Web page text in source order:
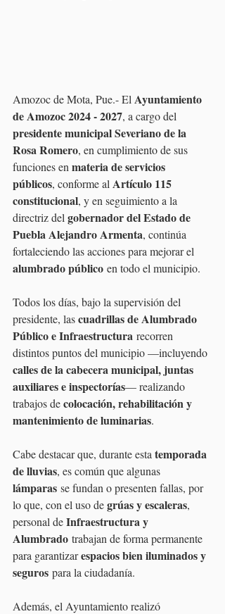
Amozoc de Mota, Pue.- El Ayuntamiento
de Amozoc 2024 - 2027, a cargo del
presidente municipal Severiano de la
Rosa Romero, en cumplimiento de sus
funciones en materia de servicios
públicos, conforme al Artículo 115
constitucional, y en seguimiento a la
directriz del gobernador del Estado de
Puebla Alejandro Armenta, continúa
fortaleciendo las acciones para mejorar el
alumbrado público en todo el municipio.
Todos los días, bajo la supervisión del
presidente, las cuadrillas de Alumbrado
Público e Infraestructura recorren
distintos puntos del municipio —incluyendo
calles de la cabecera municipal, juntas
auxiliares e inspectorías— realizando
trabajos de colocación, rehabilitación y
mantenimiento de luminarias.
Cabe destacar que, durante esta temporada
de lluvias, es común que algunas
lámparas se fundan o presenten fallas, por
lo que, con el uso de grúas y escaleras,
personal de Infraestructura y
Alumbrado trabajan de forma permanente
para garantizar espacios bien iluminados y
seguros para la ciudadanía.
Además, el Ayuntamiento realizó